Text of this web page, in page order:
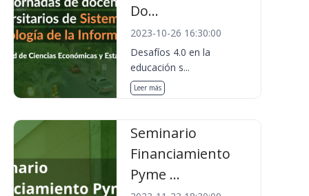
Do...
2023-10-26 16:30:00
Desafíos 4.0 en la
educación s...
Leer más
Seminario
Financiamiento
Pyme ...